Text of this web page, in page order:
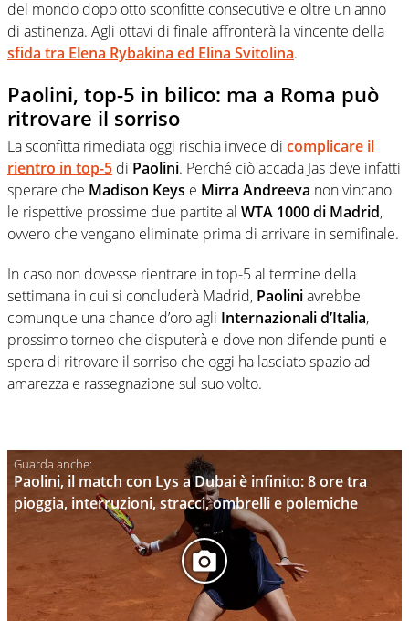
del mondo dopo otto sconfitte consecutive e oltre un anno
di astinenza. Agli ottavi di finale affronterà la vincente della
sfida tra Elena Rybakina ed Elina Svitolina.
Paolini, top-5 in bilico: ma a Roma può
ritrovare il sorriso
La sconfitta rimediata oggi rischia invece di complicare il
rientro in top-5 di Paolini. Perché ciò accada Jas deve infatti
sperare che Madison Keys e Mirra Andreeva non vincano
le rispettive prossime due partite al WTA 1000 di Madrid,
ovvero che vengano eliminate prima di arrivare in semifinale.
In caso non dovesse rientrare in top-5 al termine della
settimana in cui si concluderà Madrid, Paoliniavrebbe
comunque una chance d’oro agli Internazionali d’Italia,
prossimo torneo che disputerà e dove non difende punti e
spera di ritrovare il sorriso che oggi ha lasciato spazio ad
amarezza e rassegnazione sul suo volto.
Paolini, il match con Lys a Dubai è infinito: 8 ore tra
pioggia, interruzioni, stracci, ombrelli e polemiche